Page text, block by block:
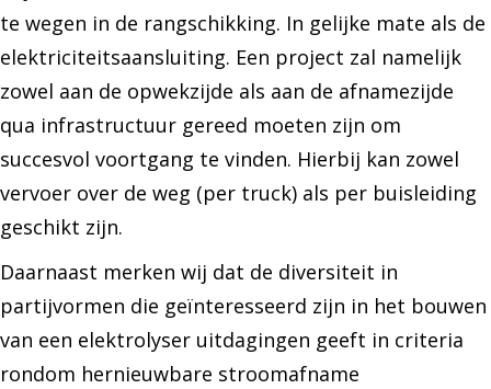
te wegen in de rangschikking. In gelijke mate als de
elektriciteitsaansluiting. Een project zal namelijk
zowel aan de opwekzijde als aan de afnamezijde
qua infrastructuur gereed moeten zijn om
succesvol voortgang te vinden. Hierbij kan zowel
vervoer over de weg (per truck) als per buisleiding
geschikt zijn.
Daarnaast merken wij dat de diversiteit in
partijvormen die geïnteresseerd zijn in het bouwen
van een elektrolyser uitdagingen geeft in criteria
rondom hernieuwbare stroomafname